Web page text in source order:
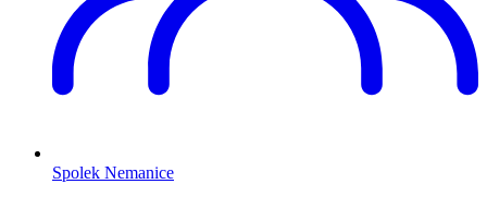
Spolek Nemanice